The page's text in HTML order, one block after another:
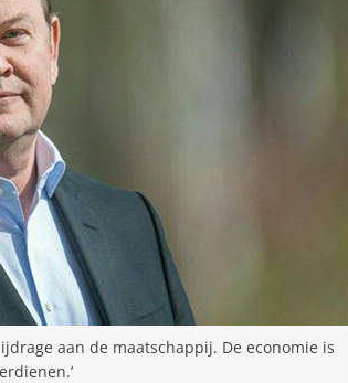
aan de maatschappij. De economie is